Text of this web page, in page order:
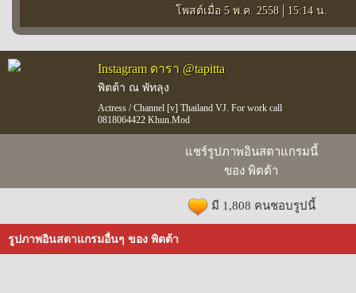
โพสต์เมื่อ 5 พ.ค. 2558 | 15:14 น.
Instagram ดารา @tapitta
พิตต้า ณ พัทลุง
Actress / Channel [v] Thailand VJ. For work call
0818064422 Khun.Mod
แชร์รูปภาพอินสตาแกรมนี้
ของ พิตต้า
มี 1,808 คนชอบรูปนี้
รูปภาพอินสตาแกรมอื่นๆ ของ พิตต้า